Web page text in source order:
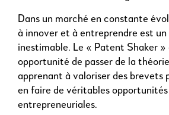
Dans un marché en constante
à innover et à entreprendre est
inestimable. Le « Patent Shaker
opportunité de passer de la
apprenant à valoriser des brevets
en faire de véritables opportunités
entrepreneuriales.